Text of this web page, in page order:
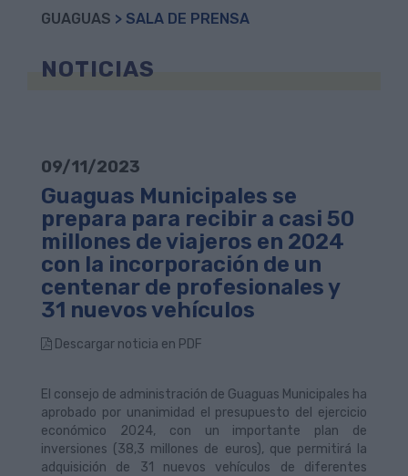
GUAGUAS > SALA DE PRENSA
NOTICIAS
09/11/2023
Guaguas Municipales se
prepara para recibir a casi 50
millones de viajeros en 2024
con la incorporación de un
centenar de profesionales y
31 nuevos vehículos
Descargar noticia en PDF
El consejo de administración de Guaguas Municipales ha
aprobado por unanimidad el presupuesto del ejercicio
económico 2024, con un importante plan de
inversiones (38,3 millones de euros), que permitirá la
adquisición de 31 nuevos vehículos de diferentes